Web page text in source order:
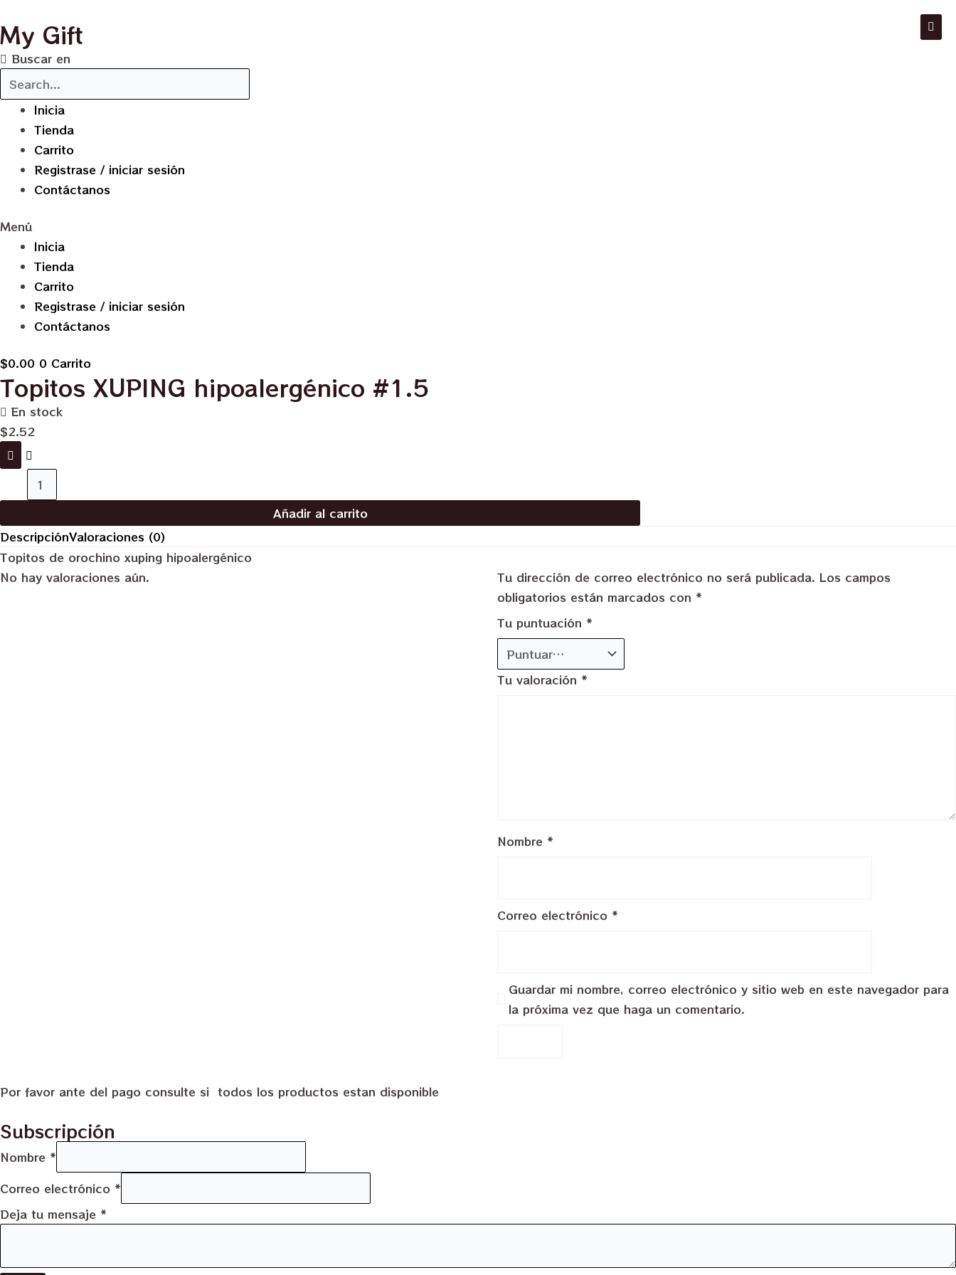
al
contenido
My Gift
Buscar en
Inicia
Tienda
Carrito
Registrase / iniciar sesión
Contáctanos
Menú
Inicia
Tienda
Carrito
Registrase / iniciar sesión
Contáctanos
$0.00 0 Carrito
Topitos XUPING hipoalergénico #1.5
En stock
$2.52
Topitos
XUPING
#1.5
cantidad
Añadir al carrito
DescripciónValoraciones (0)
Topitos de orochino xuping hipoalergénico
No hay valoraciones aún.
Tu dirección de correo electrónico no será publicada. Los campos
obligatorios están marcados con *
Tu puntuación *
Tu valoración *
Nombre *
Correo electrónico *
Guardar mi nombre, correo electrónico y sitio web en este navegador para
la próxima vez que haga un comentario.
Por favor ante del pago consulte si todos los productos estan disponible
Subscripción
Nombre *
Correo electrónico *
Deja tu mensaje *